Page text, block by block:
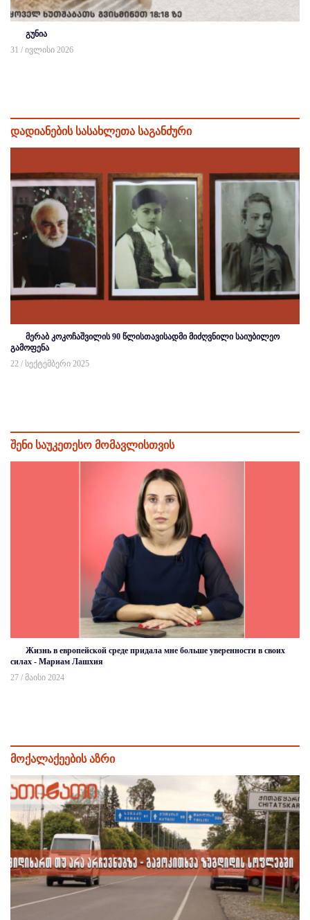
გუნია
31 / ივლისი 2026
დადიანების სასახლეთა საგანძური
მერაბ კოკოჩაშვილის 90 წლისთავისადმი მიძღვნილი საიუბილეო
გამოფენა
22 / სექტემბერი 2025
შენი საუკეთესო მომავლისთვის
Жизнь в европейской среде придала мне больше уверенности в своих
силах - Мариам Лашхия
27 / მაისი 2024
მოქალაქეების აზრი